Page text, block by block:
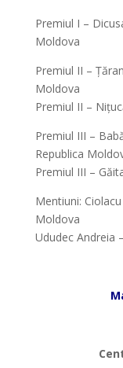
Premiul I –
Moldova
Premiul II –
Moldova
Premiul II –
Premiul III –
Republica
Premiul III –
Mentiuni:
Moldova
Ududec Andreia